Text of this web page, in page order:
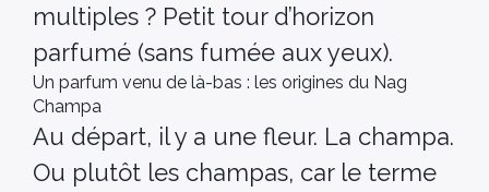
multiples ? Petit tour d’horizon
parfumé (sans fumée aux yeux).
Un parfum venu de là-bas : les origines du Nag
Champa
Au départ, il y a une fleur. La champa.
Ou plutôt les champas, car le terme